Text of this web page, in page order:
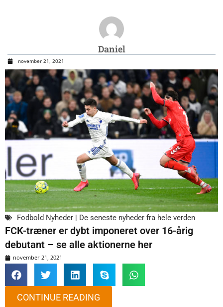
Daniel
november 21, 2021
Fodbold Nyheder | De seneste nyheder fra hele verden
FCK-træner er dybt imponeret over 16-årig
debutant – se alle aktionerne her
november 21, 2021
CONTINUE READING